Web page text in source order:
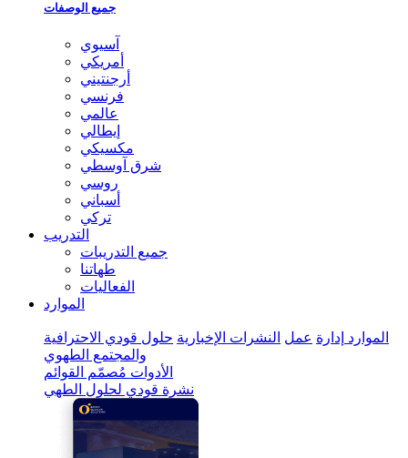
جميع الوصفات
آسيوي
أمريكي
أرجنتيني
فرنسي
عالمي
إيطالي
مكسيكي
شرق آوسطي
روسي
أسباني
تركي
التدريب
جميع التدريبات
طهاتنا
الفعاليات
الموارد
الموارد إدارة عمل النشرات الإخبارية حلول قودي الاحترافية
والمجتمع الطهوي
الأدوات مُصمّم القوائم
نشرة قودي لحلول الطهي